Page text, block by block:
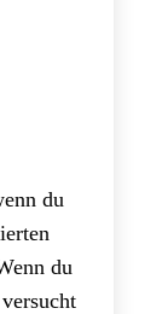
du
du